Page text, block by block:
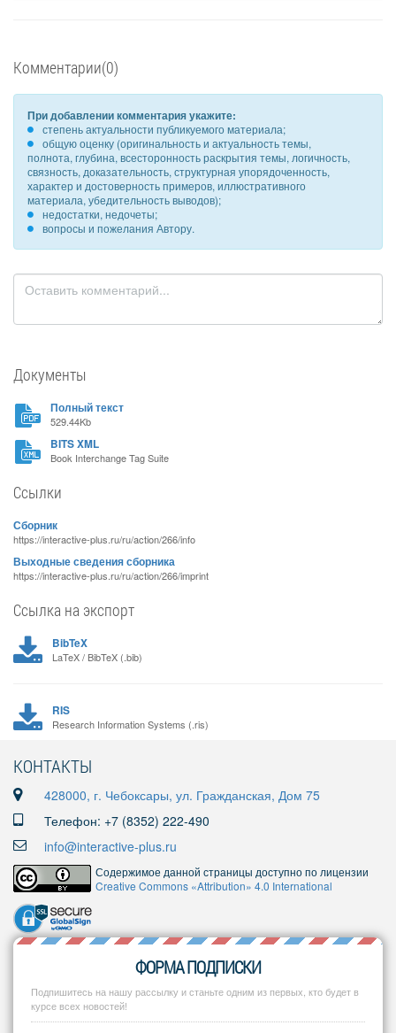
Комментарии(0)
При добавлении комментария укажите:
степень актуальности публикуемого материала;
общую оценку (оригинальность и актуальность темы,
полнота, глубина, всесторонность раскрытия темы, логичность,
связность, доказательность, структурная упорядоченность,
характер и достоверность примеров, иллюстративного
материала, убедительность выводов);
недостатки, недочеты;
вопросы и пожелания Автору.
Документы
Полный текст
529.44Kb
BITS XML
Book Interchange Tag Suite
Ссылки
Сборник
https://interactive-plus.ru/ru/action/266/info
Выходные сведения сборника
https://interactive-plus.ru/ru/action/266/imprint
Ссылка на экспорт
BibTeX
LaTeX / BibTeX (.bib)
RIS
Research Information Systems (.ris)
КОНТАКТЫ
428000, г. Чебоксары, ул. Гражданская, Дом 75
Телефон: +7 (8352) 222-490
info@interactive-plus.ru
Содержимое данной страницы доступно по лицензии
Creative Commons «Attribution» 4.0 International
ФОРМА ПОДПИСКИ
Подпишитесь на нашу рассылку и станьте одним из первых, кто будет в
курсе всех новостей!